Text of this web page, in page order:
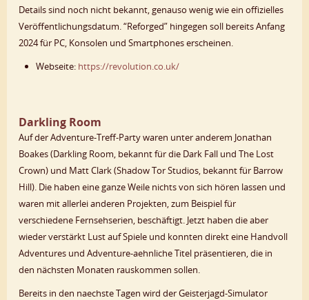
Details sind noch nicht bekannt, genauso wenig wie ein offizielles
Veröffentlichungsdatum. “Reforged” hingegen soll bereits Anfang
2024 für PC, Konsolen und Smartphones erscheinen.
Webseite: https://revolution.co.uk/
Darkling Room
Auf der Adventure-Treff-Party waren unter anderem Jonathan
Boakes (Darkling Room, bekannt für die Dark Fall und The Lost
Crown) und Matt Clark (Shadow Tor Studios, bekannt für Barrow
Hill). Die haben eine ganze Weile nichts von sich hören lassen und
waren mit allerlei anderen Projekten, zum Beispiel für
verschiedene Fernsehserien, beschäftigt. Jetzt haben die aber
wieder verstärkt Lust auf Spiele und konnten direkt eine Handvoll
Adventures und Adventure-aehnliche Titel präsentieren, die in
den nächsten Monaten rauskommen sollen.
Bereits in den naechste Tagen wird der Geisterjagd-Simulator